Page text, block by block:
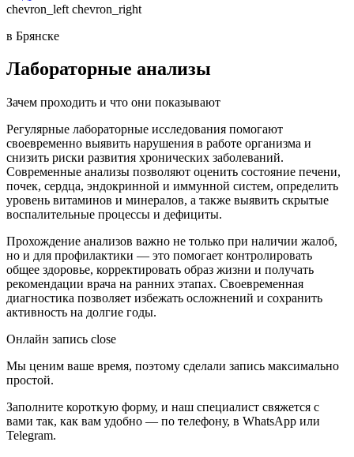
chevron_left chevron_right
в Брянске
Лабораторные анализы
Зачем проходить и что они показывают
Регулярные лабораторные исследования помогают
своевременно выявить нарушения в работе организма и
снизить риски развития хронических заболеваний.
Современные анализы позволяют оценить состояние печени,
почек, сердца, эндокринной и иммунной систем, определить
уровень витаминов и минералов, а также выявить скрытые
воспалительные процессы и дефициты.
Прохождение анализов важно не только при наличии жалоб,
но и для профилактики — это помогает контролировать
общее здоровье, корректировать образ жизни и получать
рекомендации врача на ранних этапах. Своевременная
диагностика позволяет избежать осложнений и сохранить
активность на долгие годы.
Онлайн запись close
Мы ценим ваше время, поэтому сделали запись максимально
простой.
Заполните короткую форму, и наш специалист свяжется с
вами так, как вам удобно — по телефону, в WhatsApp или
Telegram.